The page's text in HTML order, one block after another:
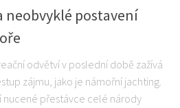
neobvyklé postavení
odvětví v poslední době zažívá
zájmu, jako je námořní jachting.
nucené přestávce celé národy